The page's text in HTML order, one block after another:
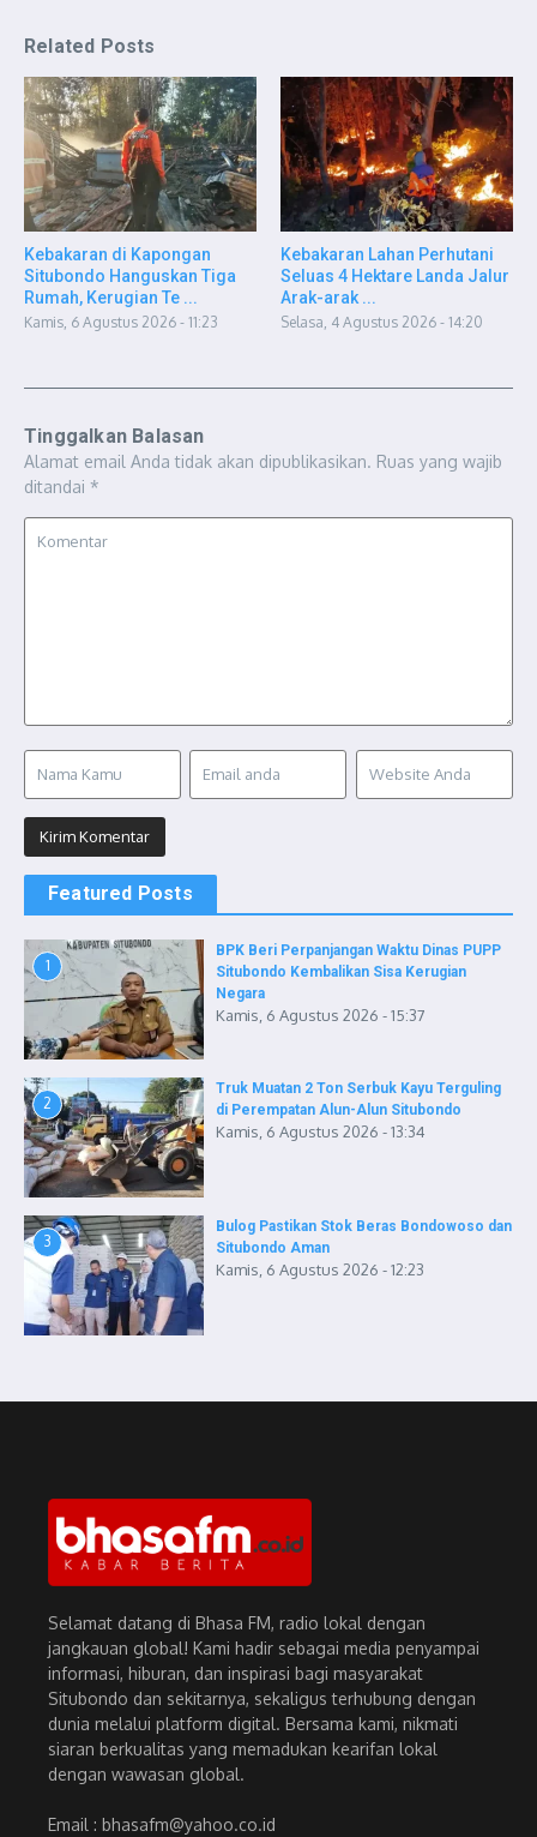
Related Posts
Kebakaran di Kapongan
Situbondo Hanguskan Tiga
Rumah, Kerugian Te ...
Kamis, 6 Agustus 2026 - 11:23
Kebakaran Lahan Perhutani
Seluas 4 Hektare Landa Jalur
Arak-arak ...
Selasa, 4 Agustus 2026 - 14:20
Tinggalkan Balasan
Alamat email Anda tidak akan dipublikasikan. Ruas yang wajib
ditandai *
Featured Posts
1
BPK Beri Perpanjangan Waktu Dinas PUPP
Situbondo Kembalikan Sisa Kerugian
Negara
Kamis, 6 Agustus 2026 - 15:37
2
Truk Muatan 2 Ton Serbuk Kayu Terguling
di Perempatan Alun-Alun Situbondo
Kamis, 6 Agustus 2026 - 13:34
3
Bulog Pastikan Stok Beras Bondowoso dan
Situbondo Aman
Kamis, 6 Agustus 2026 - 12:23
Selamat datang di Bhasa FM, radio lokal dengan
jangkauan global! Kami hadir sebagai media penyampai
informasi, hiburan, dan inspirasi bagi masyarakat
Situbondo dan sekitarnya, sekaligus terhubung dengan
dunia melalui platform digital. Bersama kami, nikmati
siaran berkualitas yang memadukan kearifan lokal
dengan wawasan global.
Email : bhasafm@yahoo.co.id